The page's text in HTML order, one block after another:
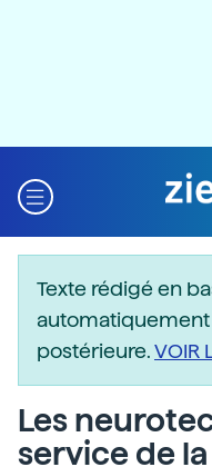
Texte rédigé en
postérieure.VOIR
Les
service de